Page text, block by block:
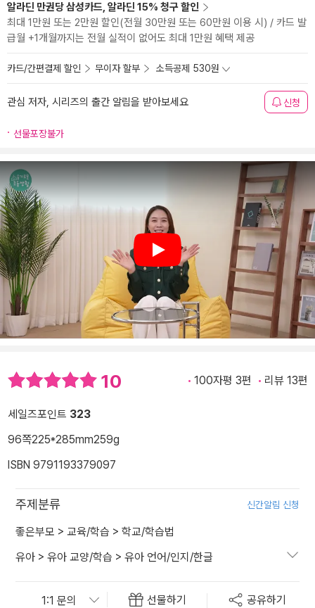
알라딘 만권당 삼성카드, 알라딘 15% 청구 할인
최대 1만원 또는 2만원 할인(전월 30만원 또는 60만원 이용 시) / 카드 발
급월 +1개월까지는 전월 실적이 없어도 최대 1만원 혜택 제공
카드/간편결제 할인 무이자 할부 소득공제 530원
관심 저자, 시리즈의 출간 알림을 받아보세요 신청
선물포장불가
Play
10 100자평 3편 리뷰 13편
세일즈포인트 323
96쪽225*285mm259g
ISBN 9791193379097
주제분류 신간알림 신청
좋은부모 > 교육/학습 > 학교/학습법
유아 > 유아 교양/학습 > 유아 언어/인지/한글
선물하기 공유하기